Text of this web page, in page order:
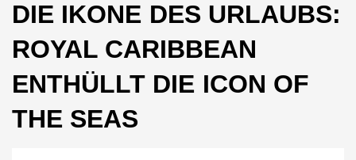
DIE IKONE DES URLAUBS:
ROYAL CARIBBEAN
ENTHÜLLT DIE ICON OF
THE SEAS